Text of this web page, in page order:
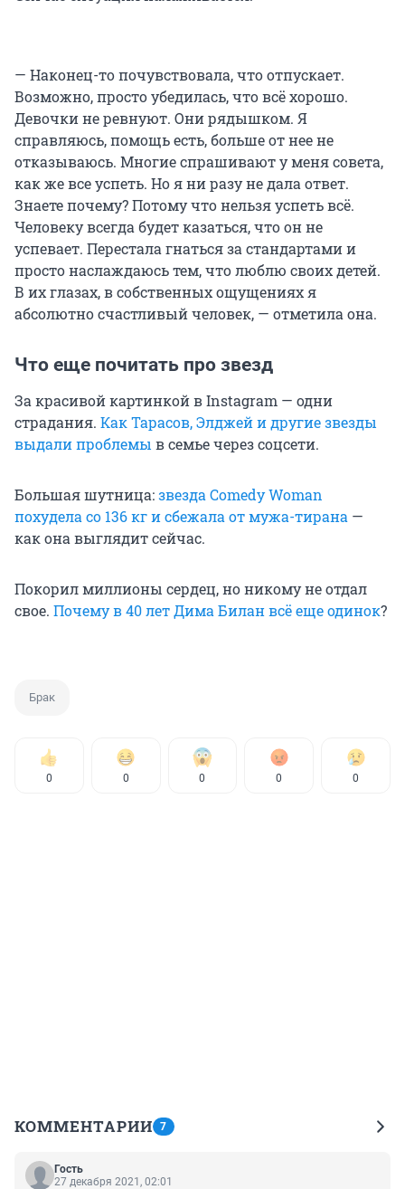
— Наконец-то почувствовала, что отпускает.
Возможно, просто убедилась, что всё хорошо.
Девочки не ревнуют. Они рядышком. Я
справляюсь, помощь есть, больше от нее не
отказываюсь. Многие спрашивают у меня совета,
как же все успеть. Но я ни разу не дала ответ.
Знаете почему? Потому что нельзя успеть всё.
Человеку всегда будет казаться, что он не
успевает. Перестала гнаться за стандартами и
просто наслаждаюсь тем, что люблю своих детей.
В их глазах, в собственных ощущениях я
абсолютно счастливый человек, — отметила она.
Что еще почитать про звезд
За красивой картинкой в Instagram — одни
страдания. Как Тарасов, Элджей и другие звезды
выдали проблемы в семье через соцсети.
Большая шутница:звезда Comedy Woman
похудела со 136 кг и сбежала от мужа-тирана —
как она выглядит сейчас.
Покорил миллионы сердец, но никому не отдал
свое. Почему в 40 лет Дима Билан всё еще одинок?
Брак
0 0 0 0 0
КОММЕНТАРИИ 7
Гость
27 декабря 2021, 02:01